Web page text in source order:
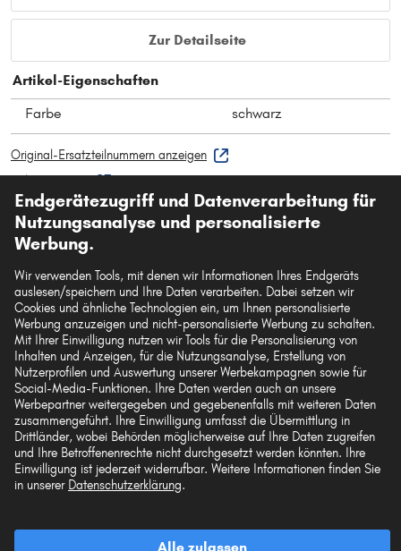
Zur Detailseite
Artikel-Eigenschaften
Farbe
schwarz
Original-Ersatzteilnummern anzeigen
Top Produkte
Mehr von autoteile24
Hilfe & Support
Rechtliches
Endgerätezugriff und Datenverarbeitung für
Nutzungsanalyse und personalisierte
Werbung.
Wir verwenden Tools, mit denen wir Informationen Ihres Endgeräts
auslesen/speichern und Ihre Daten verarbeiten. Dabei setzen wir
Cookies und ähnliche Technologien ein, um Ihnen personalisierte
Werbung anzuzeigen und nicht-personalisierte Werbung zu schalten.
Mit Ihrer Einwilligung nutzen wir Tools für die Personalisierung von
Inhalten und Anzeigen, für die Nutzungsanalyse, Erstellung von
Nutzerprofilen und Auswertung unserer Werbekampagnen sowie für
Social-Media-Funktionen. Ihre Daten werden auch an unsere
Werbepartner weitergegeben und gegebenenfalls mit weiteren Daten
zusammengeführt. Ihre Einwilligung umfasst die Übermittlung in
Drittländer, wobei Behörden möglicherweise auf Ihre Daten zugreifen
und Ihre Betroffenenrechte nicht durchgesetzt werden könnten. Ihre
Einwilligung ist jederzeit widerrufbar. Weitere Informationen finden Sie
in unserer Datenschutzerklärung.
Alle zulassen